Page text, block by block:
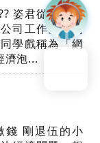
姿君從大學商
司工作。一開
學戲稱為「網
濟泡...
錢 剛退伍的小